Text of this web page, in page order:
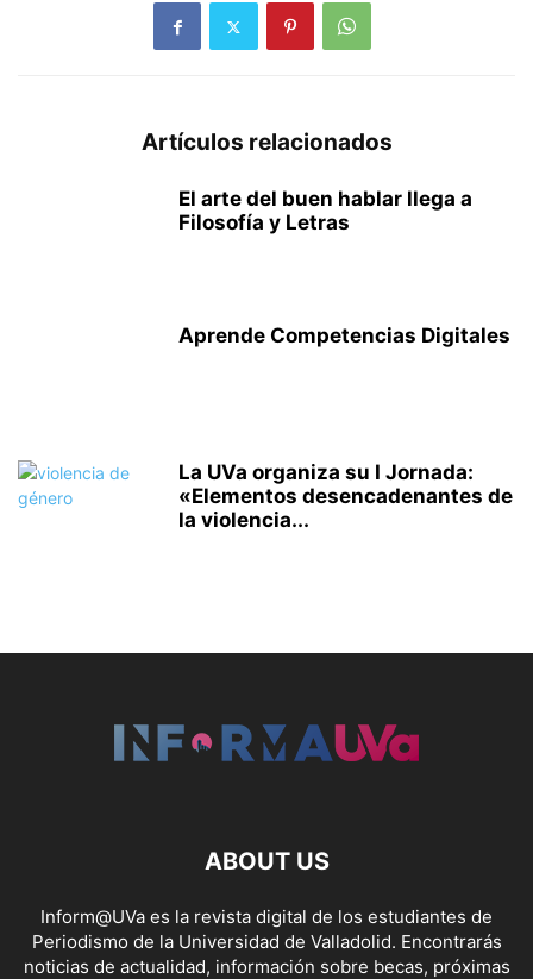
Artículos relacionados
El arte del buen hablar llega a
Filosofía y Letras
Aprende Competencias Digitales
La UVa organiza su I Jornada:
«Elementos desencadenantes de
la violencia...
ABOUT US
Inform@UVa es la revista digital de los estudiantes de
Periodismo de la Universidad de Valladolid. Encontrarás
noticias de actualidad, información sobre becas, próximas